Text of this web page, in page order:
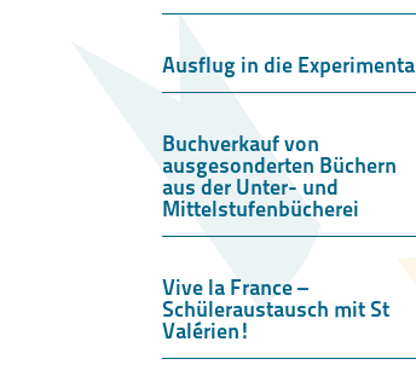
Ausflug in die Experimenta
Buchverkauf von
ausgesonderten Büchern
aus der Unter- und
Mittelstufenbücherei
Vive la France –
Schüleraustausch mit St
Valérien!